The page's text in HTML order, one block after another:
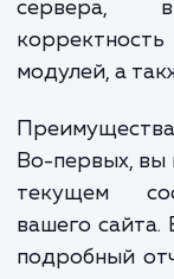
проводим
аспектов
сервера,
модулей, а